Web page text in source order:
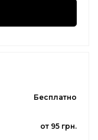
Бесплатно
от 95 грн.